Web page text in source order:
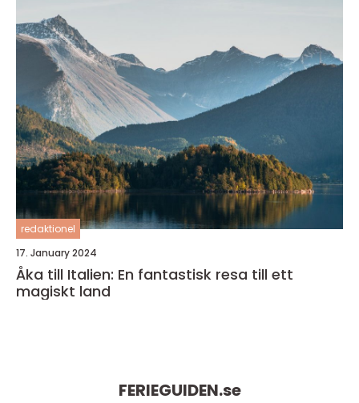
redaktionel
17. January 2024
Åka till Italien: En fantastisk resa till ett
magiskt land
FERIEGUIDEN.se